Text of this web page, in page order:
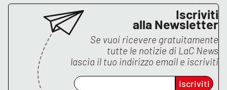
Android
Apple
Iscriviti
alla Newsletter
Se vuoi ricevere gratuitamente
tutte le notizie di LaC News
lascia il tuo indirizzo email e iscriviti
Iscriviti